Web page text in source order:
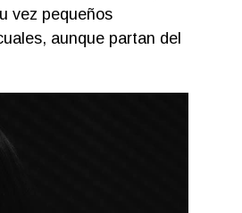
vez pequeños
aunque partan del